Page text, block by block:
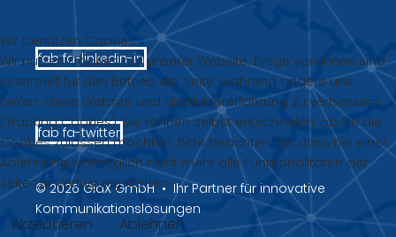
fab fa-linkedin-in
fab fa-twitter
© 2026 GiaX GmbH • Ihr Partner für innovative
Kommunikationslösungen
Wir benutzen Cookies
Wir nutzen Cookies auf unserer Website. Einige von ihnen sind
essenziell für den Betrieb der Seite, während andere uns
helfen, diese Website und die Nutzererfahrung zu verbessern
(Tracking Cookies). Sie können selbst entscheiden, ob Sie die
Cookies zulassen möchten. Bitte beachten Sie, dass bei einer
Ablehnung womöglich nicht mehr alle Funktionalitäten der
Seite zur Verfügung stehen.
Akzeptieren Ablehnen